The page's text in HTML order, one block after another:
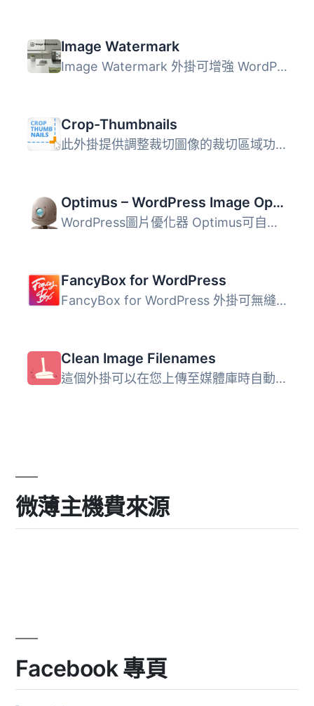
Image Watermark
Image Watermark 外掛可增強 WordPress 網站的圖片安全性與品...
Crop-Thumbnails
此外掛提供調整裁切圖像的裁切區域功能。它會在編輯頁面和媒...
Optimus – WordPress Image Optimizer
WordPress圖片優化器 Optimus可自動降低已上傳媒體檔案的檔案...
FancyBox for WordPress
FancyBox for WordPress 外掛可無縫整合 FancyBox 到您的部落...
Clean Image Filenames
這個外掛可以在您上傳至媒體庫時自動將檔名中的語言重音符號...
微薄主機費來源
Facebook 專頁